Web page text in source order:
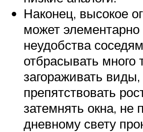
Наконец, высокое
может элементарно
неудобства
отбрасывать много
загораживать виды,
препятствовать
затемнять окна, не
дневному свету